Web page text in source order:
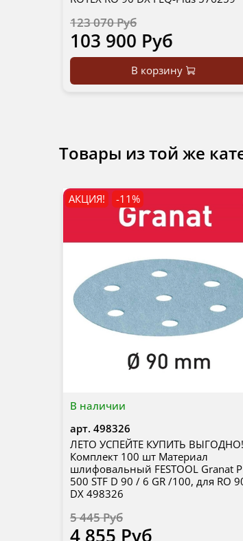
123 070 Руб
103 900 Руб
В корзину
Товары из той же
В наличии
АКЦИЯ! -11%
арт. 498326
ЛЕТО УСПЕЙТЕ КУПИТЬ ВЫГОДНО!
Комплект 100 шт Материал
шлифовальный FESTOOL Granat P
500 STF D 90 / 6 GR /100, для RO
DX 498326
5 445 Руб
4 855 Руб